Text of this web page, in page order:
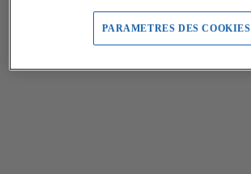
PARAMETRES DES COOKIES